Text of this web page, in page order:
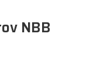
NBB